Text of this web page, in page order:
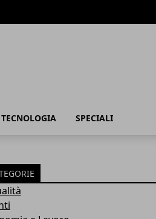
TECNOLOGIA SPECIALI